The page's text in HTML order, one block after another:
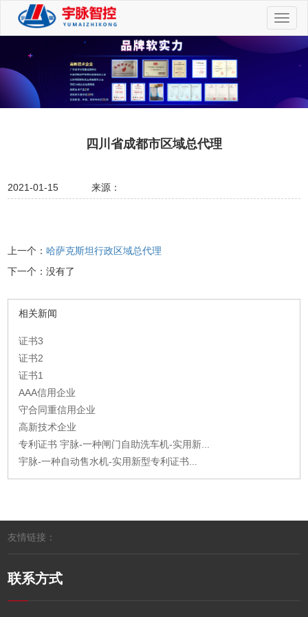
切
换
四川省成都市区域总代理
2021-01-15 来源：
上一个：哈萨克斯坦行政区域总代理
下一个：没有了
相关新闻
证书3
证书2
证书1
AAA信用企业
守合同重信用企业
高新技术企业
专利证书 宇脉-一种闸门自助洗车机-实用新...
宇脉-一种自动售水机-实用新型专利证书...
友情链接：
联系方式